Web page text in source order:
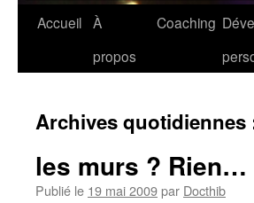
Accueil À
propos
Coaching
Archives quotidiennes
les murs ? Rien…
Publié le 19 mai 2009par Docthib